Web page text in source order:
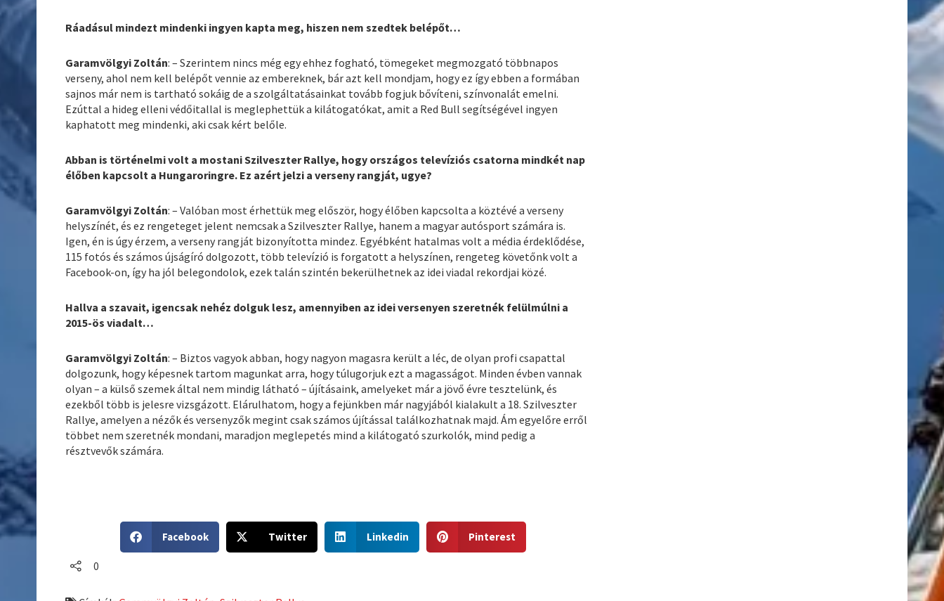
Ráadásul mindezt mindenki ingyen kapta meg, hiszen nem szedtek belépőt…
Garamvölgyi Zoltán: – Szerintem nincs még egy ehhez fogható, tömegeket megmozgató többnapos
verseny, ahol nem kell belépőt vennie az embereknek, bár azt kell mondjam, hogy ez így ebben a formában
sajnos már nem is tartható sokáig de a szolgáltatásainkat tovább fogjuk bővíteni, színvonalát emelni.
Ezúttal a hideg elleni védőitallal is meglephettük a kilátogatókat, amit a Red Bull segítségével ingyen
kaphatott meg mindenki, aki csak kért belőle.
Abban is történelmi volt a mostani Szilveszter Rallye, hogy országos televíziós csatorna mindkét nap
élőben kapcsolt a Hungaroringre. Ez azért jelzi a verseny rangját, ugye?
Garamvölgyi Zoltán: – Valóban most érhettük meg először, hogy élőben kapcsolta a köztévé a verseny
helyszínét, és ez rengeteget jelent nemcsak a Szilveszter Rallye, hanem a magyar autósport számára is.
Igen, én is úgy érzem, a verseny rangját bizonyította mindez. Egyébként hatalmas volt a média érdeklődése,
115 fotós és számos újságíró dolgozott, több televízió is forgatott a helyszínen, rengeteg követőnk volt a
Facebook-on, így ha jól belegondolok, ezek talán szintén bekerülhetnek az idei viadal rekordjai közé.
Hallva a szavait, igencsak nehéz dolguk lesz, amennyiben az idei versenyen szeretnék felülmúlni a
2015-ös viadalt…
Garamvölgyi Zoltán: – Biztos vagyok abban, hogy nagyon magasra került a léc, de olyan profi csapattal
dolgozunk, hogy képesnek tartom magunkat arra, hogy túlugorjuk ezt a magasságot. Minden évben vannak
olyan – a külső szemek által nem mindig látható – újításaink, amelyeket már a jövő évre tesztelünk, és
ezekből több is jelesre vizsgázott. Elárulhatom, hogy a fejünkben már nagyjából kialakult a 18. Szilveszter
Rallye, amelyen a nézők és versenyzők megint csak számos újítással találkozhatnak majd. Ám egyelőre erről
többet nem szeretnék mondani, maradjon meglepetés mind a kilátogató szurkolók, mind pedig a
résztvevők számára.
h
Facebook
h
Twitter
h
Linkedin
h
Pinterest
0